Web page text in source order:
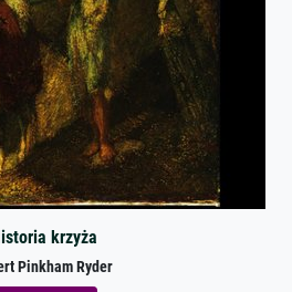
krzyża
Pinkham Ryder